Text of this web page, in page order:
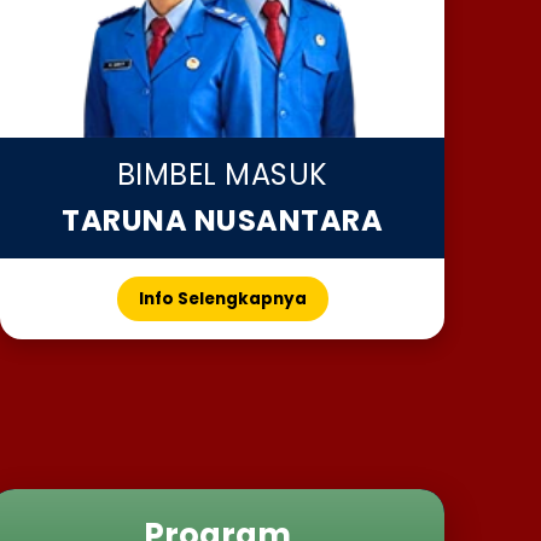
BIMBEL MASUK
TARUNA NUSANTARA
Info Selengkapnya